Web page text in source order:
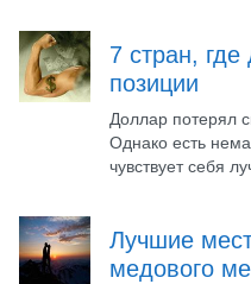
7 стран,
позиции
Доллар потерял
Однако есть
чувствует себя
Лучшие
медового